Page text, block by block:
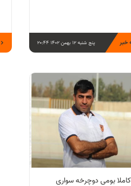
پنج شنبه 12 بهمن 1402 20:44 خبر
بومی دوچرخه سواری